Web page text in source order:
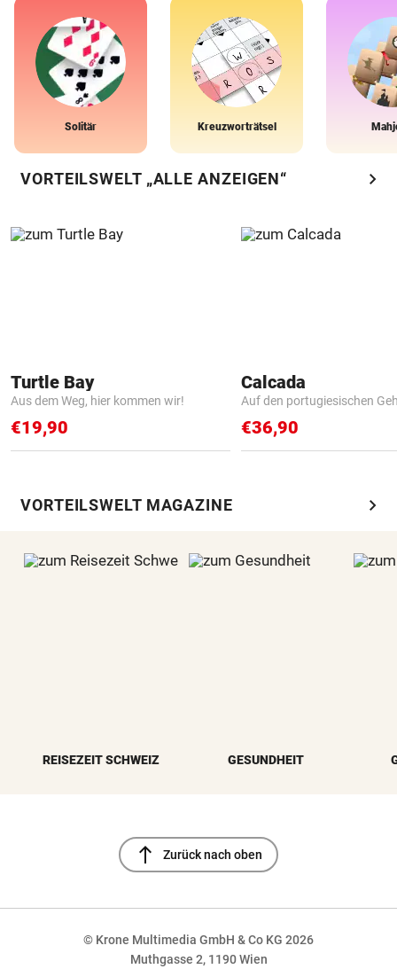
Solitär Kreuzworträtsel
VORTEILSWELT „ALLE ANZEIGEN“ chevron_right
Turtle Bay
Aus dem Weg, hier kommen wir!
€19,90
Calcada
Auf den portugiesischen
€36,90
VORTEILSWELT MAGAZINE chevron_right
REISEZEIT SCHWEIZ GESUNDHEIT
north Zurück nach oben
© Krone Multimedia GmbH & Co KG 2026
Muthgasse 2, 1190 Wien